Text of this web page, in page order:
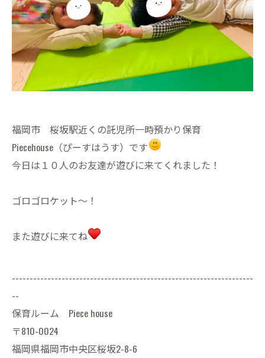
福岡市 桜坂駅近くの託児所一時預かり保育
Piecehouse（ぴーすはうす）です
今日は１０人のお友達が遊びに来てくれました！
ゴロゴロケット〜！
また遊びに来てね
--------------------------------------------------------------------
--
保育ルーム Piece house
〒810-0024
福岡県福岡市中央区桜坂2-8-6